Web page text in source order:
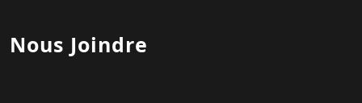
Nous Joindre